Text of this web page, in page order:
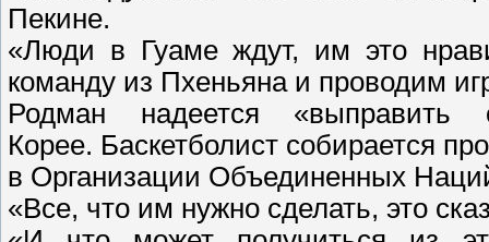
Пекине.
«Люди в Гуаме ждут, им это
команду из Пхеньяна и проводим
Родман надеется
Корее. Баскетболист собирается
в Организации Объединенных
«Все, что им нужно сделать, это